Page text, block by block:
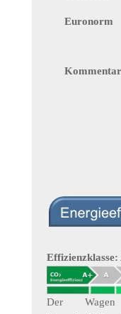
Euronorm
Kommentar
Effizienzklasse:
Der